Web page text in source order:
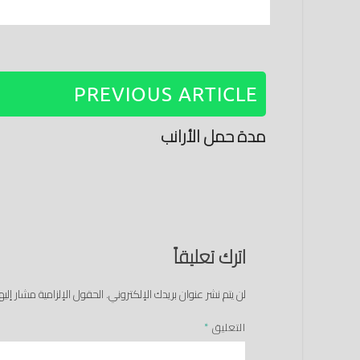
PREVIOUS ARTICLE
مدة حمل الأرانب
اترك تعليقاً
لن يتم نشر عنوان بريدك الإلكتروني.الحقول الإلزامية مشار
التعليق *